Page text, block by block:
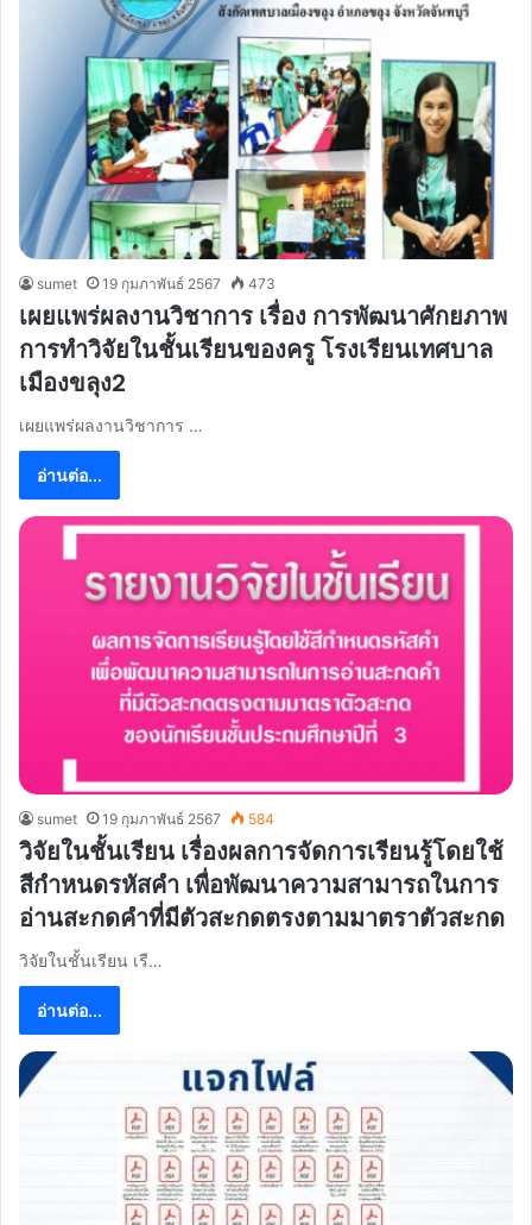
sumet 19 กุมภาพันธ์ 2567 473
เผยแพร่ผลงานวิชาการ เรื่อง การพัฒนาศักยภาพ
การทำวิจัยในชั้นเรียนของครู โรงเรียนเทศบาล
เมืองขลุง2
เผยแพร่ผลงานวิชาการ …
อ่านต่อ...
sumet 19 กุมภาพันธ์ 2567 584
วิจัยในชั้นเรียน เรื่องผลการจัดการเรียนรู้โดยใช้
สีกำหนดรหัสคำ เพื่อพัฒนาความสามารถในการ
อ่านสะกดคำที่มีตัวสะกดตรงตามมาตราตัวสะกด
วิจัยในชั้นเรียน เรื…
อ่านต่อ...